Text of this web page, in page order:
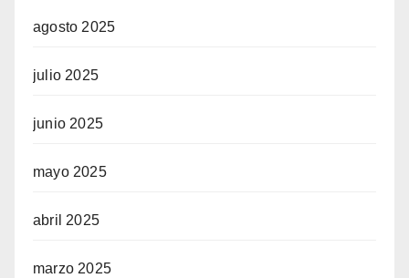
agosto 2025
julio 2025
junio 2025
mayo 2025
abril 2025
marzo 2025